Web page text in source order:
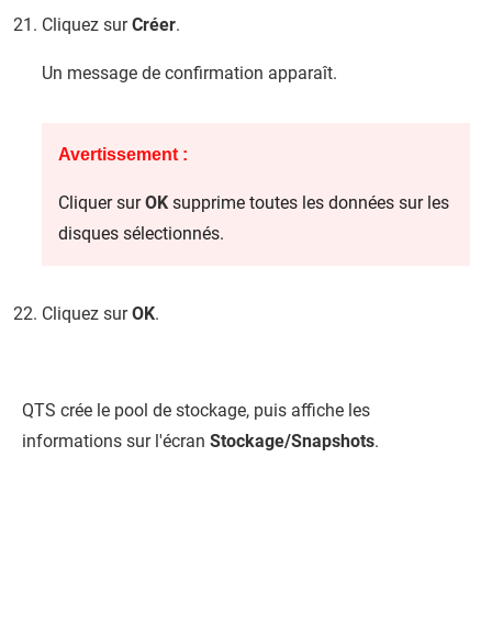
Cliquez surCréer.
Un message de confirmation apparaît.
Avertissement :
Cliquer surOK supprime toutes les données sur les
disques sélectionnés.
Cliquez surOK.
QTS crée le pool de stockage, puis affiche les
informations sur l'écran Stockage/Snapshots.